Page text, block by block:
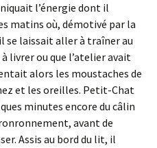
l’énergie dont il
matins où, démotivé par la
se laissait aller à traîner au
livrer ou que l’atelier avait
alors les moustaches de
et les oreilles. Petit-Chat
minutes encore du câlin
avant de
Assis au bord du lit, il